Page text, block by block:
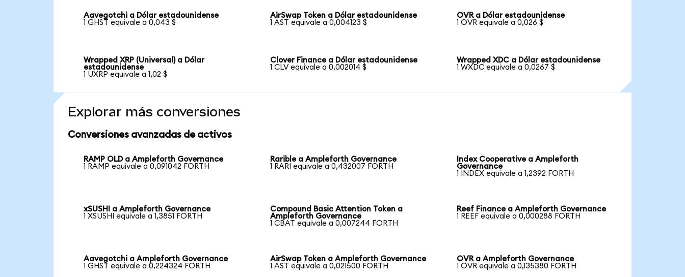
Aavegotchi a Dólar estadounidense
1 GHST equivale a 0,043 $
AirSwap Token a Dólar estadounidense
1 AST equivale a 0,004123 $
OVR a Dólar estadounidense
1 OVR equivale a 0,026 $
Wrapped XRP (Universal) a Dólar
estadounidense
1 UXRP equivale a 1,02 $
Clover Finance a Dólar estadounidense
1 CLV equivale a 0,002014 $
Wrapped XDC a Dólar estadounidense
1 WXDC equivale a 0,0267 $
Explorar más conversiones
Conversiones avanzadas de activos
RAMP OLD a Ampleforth Governance
1 RAMP equivale a 0,091042 FORTH
Rarible a Ampleforth Governance
1 RARI equivale a 0,432007 FORTH
Index Cooperative a Ampleforth
Governance
1 INDEX equivale a 1,2392 FORTH
xSUSHI a Ampleforth Governance
1 XSUSHI equivale a 1,3851 FORTH
Compound Basic Attention Token a
Ampleforth Governance
1 CBAT equivale a 0,007244 FORTH
Reef Finance a Ampleforth Governance
1 REEF equivale a 0,000288 FORTH
Aavegotchi a Ampleforth Governance
1 GHST equivale a 0,224324 FORTH
AirSwap Token a Ampleforth Governance
1 AST equivale a 0,021500 FORTH
OVR a Ampleforth Governance
1 OVR equivale a 0,135380 FORTH